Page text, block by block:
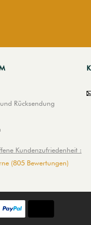
Rücksendung
Kundenzufriedenheit :
(805 Bewertungen)